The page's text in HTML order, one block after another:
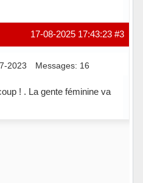
#3
17-08-2025 17:43:23
2023 Messages: 16
! . La gente féminine va